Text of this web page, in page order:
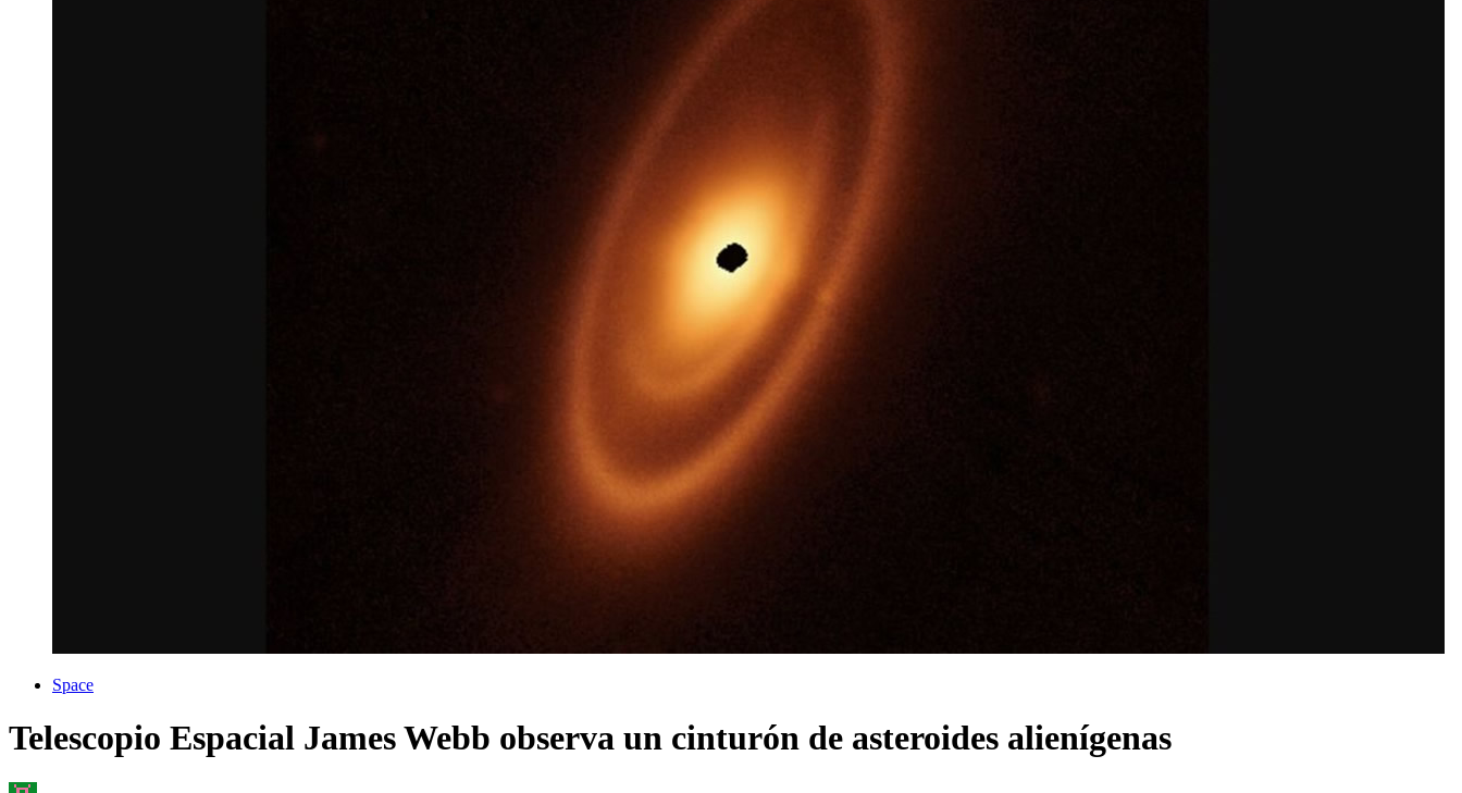
Space
Telescopio Espacial James Webb observa un cinturón de asteroides alienígenas